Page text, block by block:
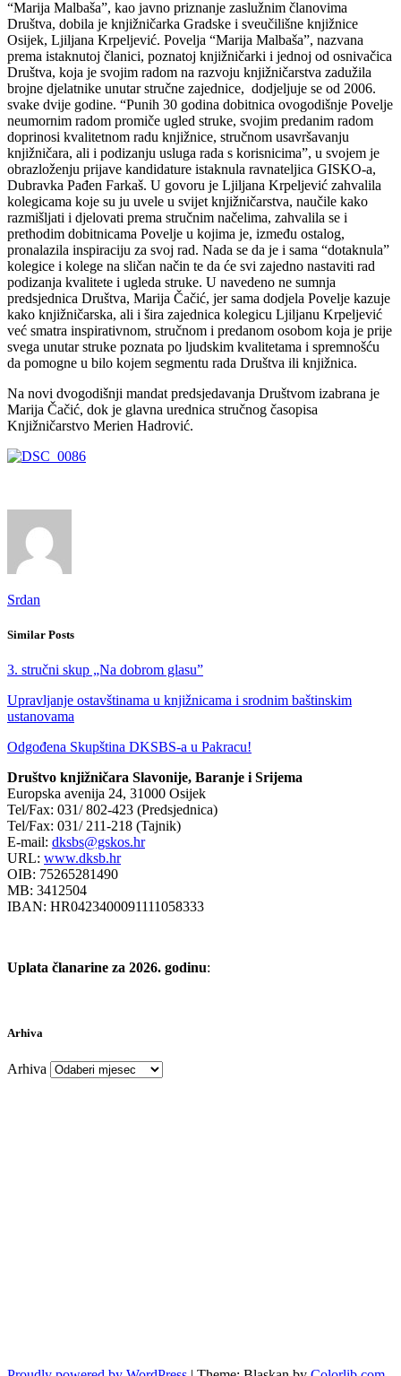
“Marija Malbaša”, kao javno priznanje zaslužnim članovima
Društva, dobila je knjižničarka Gradske i sveučilišne knjižnice
Osijek, Ljiljana Krpeljević. Povelja “Marija Malbaša”, nazvana
prema istaknutoj članici, poznatoj knjižničarki i jednoj od osnivačica
Društva, koja je svojim radom na razvoju knjižničarstva zadužila
brojne djelatnike unutar stručne zajednice, dodjeljuje se od 2006.
svake dvije godine. “Punih 30 godina dobitnica ovogodišnje Povelje
neumornim radom promiče ugled struke, svojim predanim radom
doprinosi kvalitetnom radu knjižnice, stručnom usavršavanju
knjižničara, ali i podizanju usluga rada s korisnicima”, u svojem je
obrazloženju prijave kandidature istaknula ravnateljica GISKO-a,
Dubravka Pađen Farkaš. U govoru je Ljiljana Krpeljević zahvalila
kolegicama koje su ju uvele u svijet knjižničarstva, naučile kako
razmišljati i djelovati prema stručnim načelima, zahvalila se i
prethodim dobitnicama Povelje u kojima je, između ostalog,
pronalazila inspiraciju za svoj rad. Nada se da je i sama “dotaknula”
kolegice i kolege na sličan način te da će svi zajedno nastaviti rad
podizanja kvalitete i ugleda struke. U navedeno ne sumnja
predsjednica Društva, Marija Čačić, jer sama dodjela Povelje kazuje
kako knjižničarska, ali i šira zajednica kolegicu Ljiljanu Krpeljević
već smatra inspirativnom, stručnom i predanom osobom koja je prije
svega unutar struke poznata po ljudskim kvalitetama i spremnošću
da pomogne u bilo kojem segmentu rada Društva ili knjižnica.
Na novi dvogodišnji mandat predsjedavanja Društvom izabrana je
Marija Čačić, dok je glavna urednica stručnog časopisa
Knjižničarstvo Merien Hadrović.
Srdan
Similar Posts
3. stručni skup „Na dobrom glasu”
Upravljanje ostavštinama u knjižnicama i srodnim baštinskim
ustanovama
Odgođena Skupština DKSBS-a u Pakracu!
Društvo knjižničara Slavonije, Baranje i Srijema
Europska avenija 24, 31000 Osijek
Tel/Fax: 031/ 802-423 (Predsjednica)
Tel/Fax: 031/ 211-218 (Tajnik)
E-mail: dksbs@gskos.hr
URL: www.dksb.hr
OIB: 75265281490
MB: 3412504
IBAN: HR0423400091111058333
Uplata članarine za 2026. godinu:
Arhiva
Arhiva